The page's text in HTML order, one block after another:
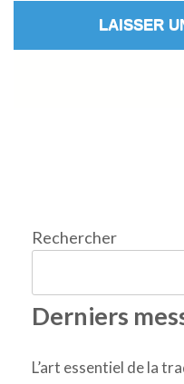
Rechercher
Derniers
L’art essentiel de la